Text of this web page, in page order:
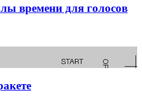
времени для голосов